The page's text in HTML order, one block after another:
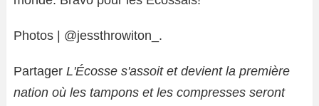
Photos | @jessthrowiton_.
Partager L'Écosse s'assoit et devient la première
nation où les tampons et les compresses seront